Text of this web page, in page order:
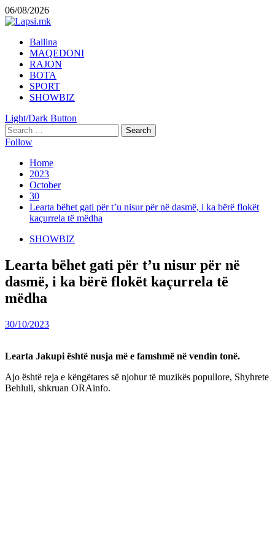
Skip
to
06/08/2026
Primary
Menu
Ballina
MAQEDONI
RAJON
BOTA
SPORT
SHOWBIZ
Light/Dark Button
Search
for:
Follow
Home
2023
October
30
Learta bëhet gati për t’u nisur për në dasmë, i ka bërë flokët
kaçurrela të mëdha
SHOWBIZ
Learta bëhet gati për t’u nisur për në
dasmë, i ka bërë flokët kaçurrela të
mëdha
30/10/2023
Learta Jakupi është nusja më e famshmë në vendin tonë.
Ajo është reja e këngëtares së njohur të muzikës popullore, Shyhrete
Behluli, shkruan ORAinfo.